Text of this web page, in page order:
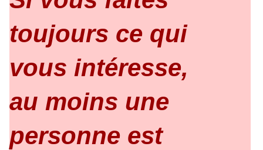
toujours ce qui
vous intéresse,
au moins une
personne est